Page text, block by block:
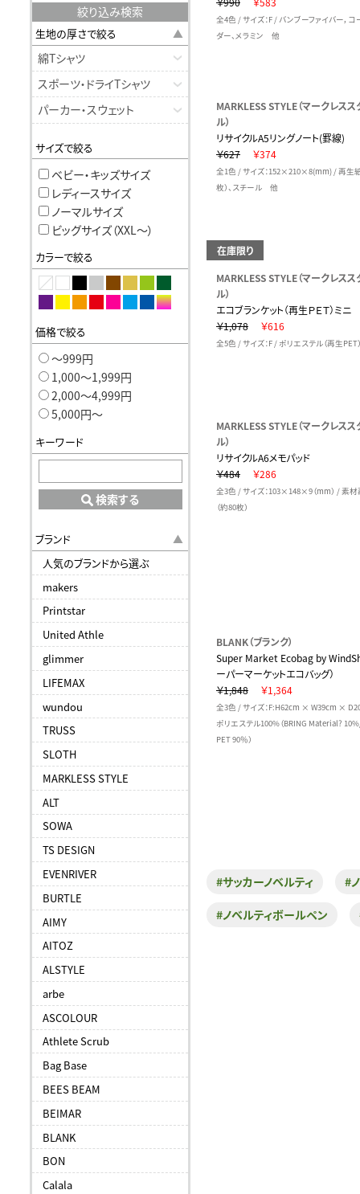
絞り込み検索
生地の厚さで絞る
綿Tシャツ
スポーツ・ドライTシャツ
パーカー・スウェット
サイズで絞る
ベビー・キッズサイズ
レディースサイズ
ノーマルサイズ
ビッグサイズ（XXL〜）
カラーで絞る
価格で絞る
〜999円
1,000〜1,999円
2,000〜4,999円
5,000円〜
キーワード
検索する
ブランド
人気のブランドから選ぶ
makers
Printstar
United Athle
glimmer
LIFEMAX
wundou
TRUSS
SLOTH
MARKLESS STYLE
ALT
SOWA
TS DESIGN
EVENRIVER
BURTLE
AIMY
AITOZ
ALSTYLE
arbe
ASCOLOUR
Athlete Scrub
Bag Base
BEES BEAM
BEIMAR
BLANK
BON
Calala
全4色 / サイズ：F / バンブーファイバー，コ
ダー、メラミン 他
MARKLESS STYLE（マークレスス
ル）
リサイクルA5リングノート(罫線)
￥627
￥374
全1色 / サイズ：152×210×8(mm) / 再生
枚）、スチール 他
在庫限り
MARKLESS STYLE（マークレスス
ル）
エコブランケット（再生ＰＥＴ）ミニ
￥1,078
￥616
全5色 / サイズ：F / ポリエステル（再生PET
MARKLESS STYLE（マークレスス
ル）
リサイクルA6メモパッド
￥484
￥286
全3色 / サイズ：103×148×9（mm） / 素
（約80枚）
BLANK（ブランク）
Super Market Ecobag by
ーパーマーケットエコバッグ）
￥1,848
￥1,364
全3色 / サイズ：F:H62cm × W39cm ×
ポリエステル100%（BRING Material?
PET 90％）
#サッカーノベルティ #
#ノベルティボールペン